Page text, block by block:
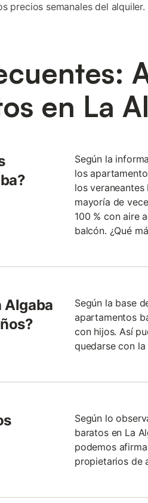
precios semanales del alquiler.
en La
Según la
los
los
mayoría de
100 % con aire
balcón. ¿Qué
Algaba
Según la base
apartamentos
con hijos. Así
quedarse con
Según lo
baratos en La
podemos
propietarios de